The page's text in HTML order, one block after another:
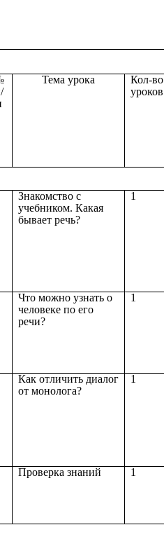
Тема урока
Кол-во
уроков
Знакомство с
учебником. Какая
бывает речь?
1
Что можно узнать о
человеке по его
речи?
1
Как отличить диалог
от монолога?
1
Проверка знаний 1